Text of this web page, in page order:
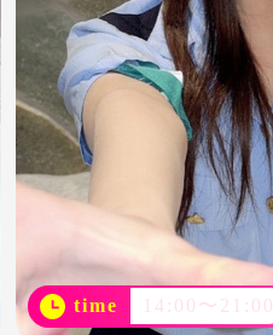
time 14:00〜21:00